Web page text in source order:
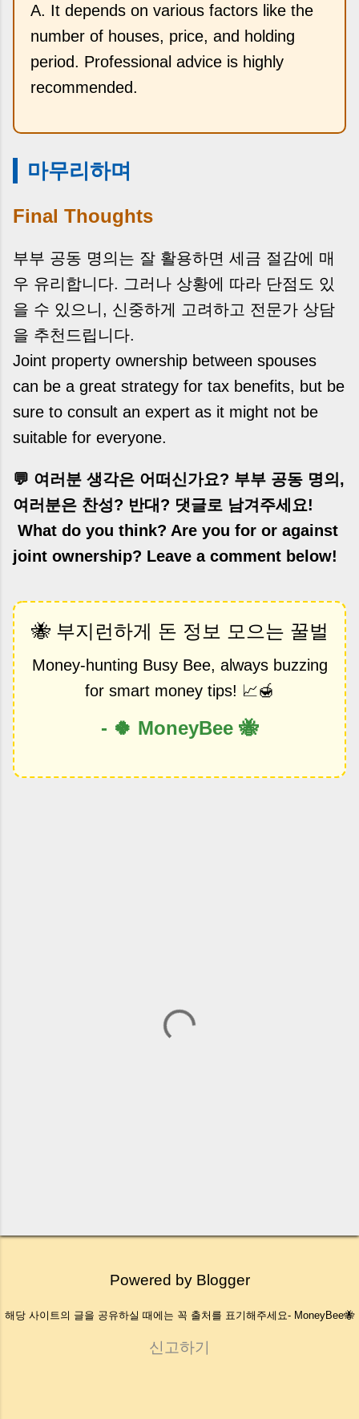
A. It depends on various factors like the
number of houses, price, and holding
period. Professional advice is highly
recommended.
마무리하며
Final Thoughts
부부 공동 명의는 잘 활용하면 세금 절감에 매
우 유리합니다. 그러나 상황에 따라 단점도 있
을 수 있으니, 신중하게 고려하고 전문가 상담
을 추천드립니다.
Joint property ownership between spouses
can be a great strategy for tax benefits, but be
sure to consult an expert as it might not be
suitable for everyone.
💬 여러분 생각은 어떠신가요? 부부 공동 명의,
여러분은 찬성? 반대? 댓글로 남겨주세요!
What do you think? Are you for or against
joint ownership? Leave a comment below!
🐝 부지런하게 돈 정보 모으는 꿀벌
Money-hunting Busy Bee, always buzzing
for smart money tips! 📈🍯
- 🍀 MoneyBee 🐝
Powered by Blogger
해당 사이트의 글을 공유하실 때에는 꼭 출처를 표기해주세요- MoneyBee🐝
신고하기